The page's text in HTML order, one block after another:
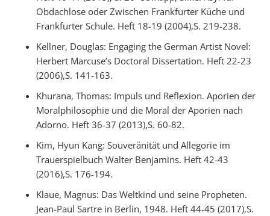
Obdachlose oder Zwischen Frankfurter Küche und
Frankfurter Schule. Heft 18-19 (2004),S. 219-238.
Kellner, Douglas: Engaging the German Artist Novel:
Herbert Marcuse’s Doctoral Dissertation. Heft 22-23
(2006),S. 141-163.
Khurana, Thomas: Impuls und Reflexion. Aporien der
Moralphilosophie und die Moral der Aporien nach
Adorno. Heft 36-37 (2013),S. 60-82.
Kim, Hyun Kang: Souveränität und Allegorie im
Trauerspielbuch Walter Benjamins. Heft 42-43
(2016),S. 176-194.
Klaue, Magnus: Das Weltkind und seine Propheten.
Jean-Paul Sartre in Berlin, 1948. Heft 44-45 (2017),S.